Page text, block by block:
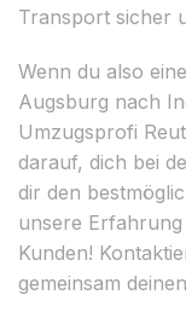
Transport sicher
Wenn du also
Augsburg nach
Umzugsprofi
darauf, dich bei
dir den
unsere
Kunden!
gemeinsam